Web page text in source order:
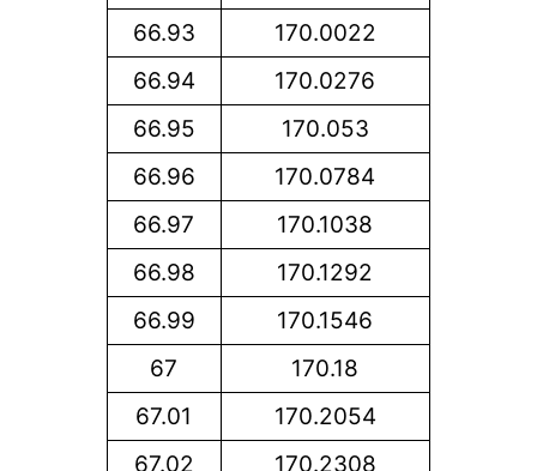
66.93
170.0022
66.94
170.0276
66.95
170.053
66.96
170.0784
66.97
170.1038
66.98
170.1292
66.99
170.1546
67
170.18
67.01
170.2054
67.02
170.2308